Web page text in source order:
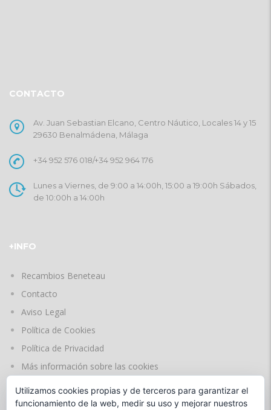
CONTACTO
Av. Juan Sebastian Elcano, Centro Náutico, Locales 14 y 15
29630 Benalmádena, Málaga
+34 952 576 018/+34 952 964 176
Lunes a Viernes, de 9:00 a 14:00h, 15:00 a 19:00h Sábados,
de 10:00h a 14:00h
+INFO
Recambios Beneteau
Contacto
Aviso Legal
Política de Cookies
Política de Privacidad
Más información sobre las cookies
Utilizamos cookies propias y de terceros para garantizar el
funcionamiento de la web, medir su uso y mejorar nuestros